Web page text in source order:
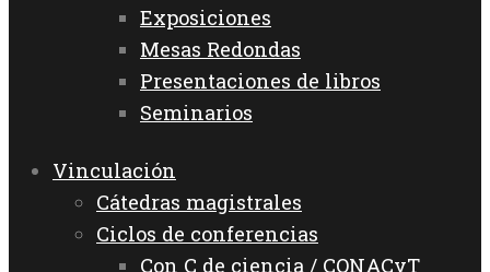
Exposiciones
Mesas Redondas
Presentaciones de libros
Seminarios
Vinculación
Cátedras magistrales
Ciclos de conferencias
Con C de ciencia / CONACyT